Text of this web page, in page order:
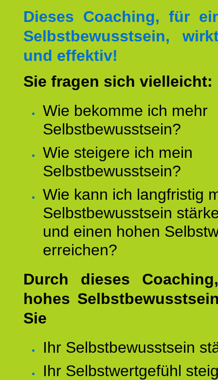
Dieses Coaching, für
Selbstbewusstsein,
und effektiv!
Sie fragen sich vielleicht:
Wie bekomme ich mehr
Selbstbewusstsein?
Wie steigere ich mein
Selbstbewusstsein?
Wie kann ich langfristig
Selbstbewusstsein
und einen hohen
erreichen?
Durch dieses
hohes
Sie
Ihr Selbstbewusstsein
Ihr Selbstwertgefühl